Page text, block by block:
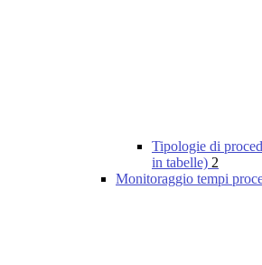
Tipologie di
in tabelle) 2
Monitoraggio tempi